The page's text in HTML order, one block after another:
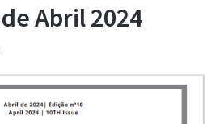
Abril 2024